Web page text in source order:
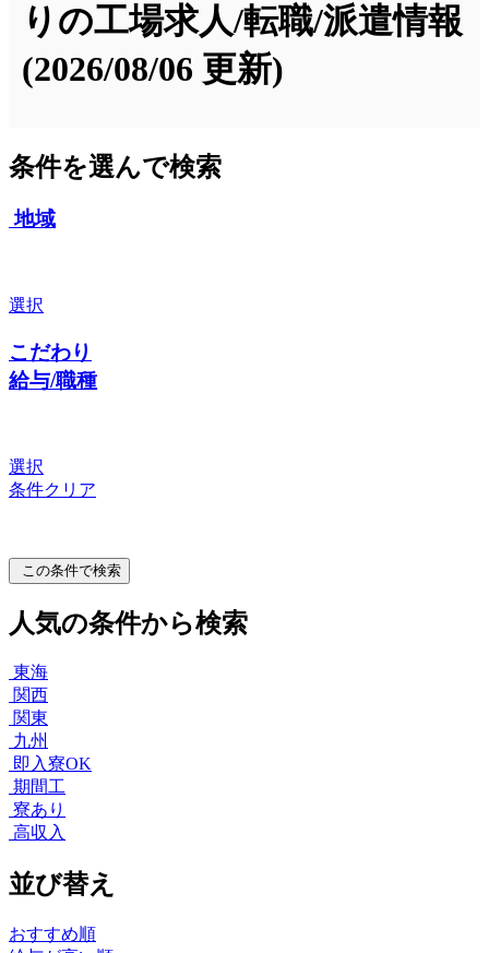
りの工場求人/転職/派遣情報
(2026/08/06 更新)
条件を選んで検索
地域
選択
こだわり
給与/職種
選択
条件クリア
この条件で検索
人気の条件から検索
東海
関西
関東
九州
即入寮OK
期間工
寮あり
高収入
並び替え
おすすめ順